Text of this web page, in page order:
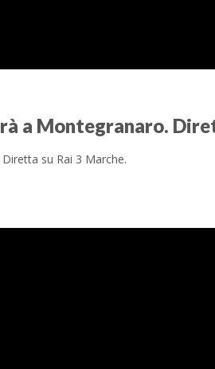
a Montegranaro.
su Rai 3 Marche.